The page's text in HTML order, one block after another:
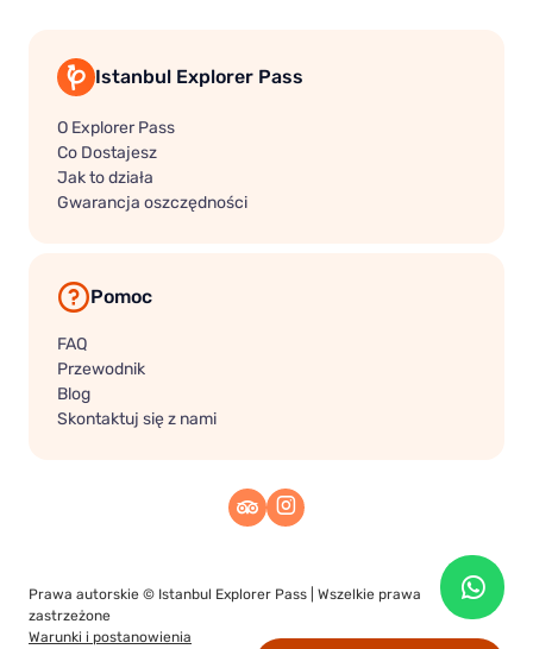
Istanbul Explorer Pass
O Explorer Pass
Co Dostajesz
Jak to działa
Gwarancja oszczędności
Pomoc
FAQ
Przewodnik
Blog
Skontaktuj się z nami
Prawa autorskie © Istanbul Explorer Pass | Wszelkie prawa
zastrzeżone
Warunki i postanowienia